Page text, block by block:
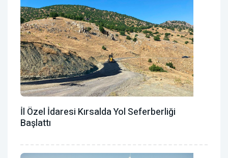
İl Özel İdaresi Kırsalda Yol Seferberliği
Başlattı